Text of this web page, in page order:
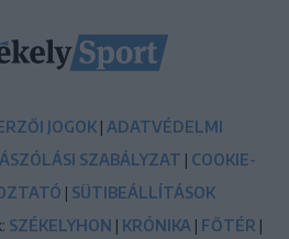
JOGOK | ADATVÉDELMI
SZABÁLYZAT | COOKIE-
| SÜTIBEÁLLÍTÁSOK
SZÉKELYHON | KRÓNIKA | FŐTÉR |